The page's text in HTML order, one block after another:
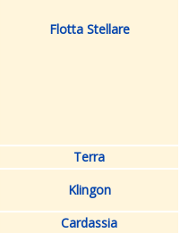
Flotta Stellare
Terra
Klingon
Cardassia